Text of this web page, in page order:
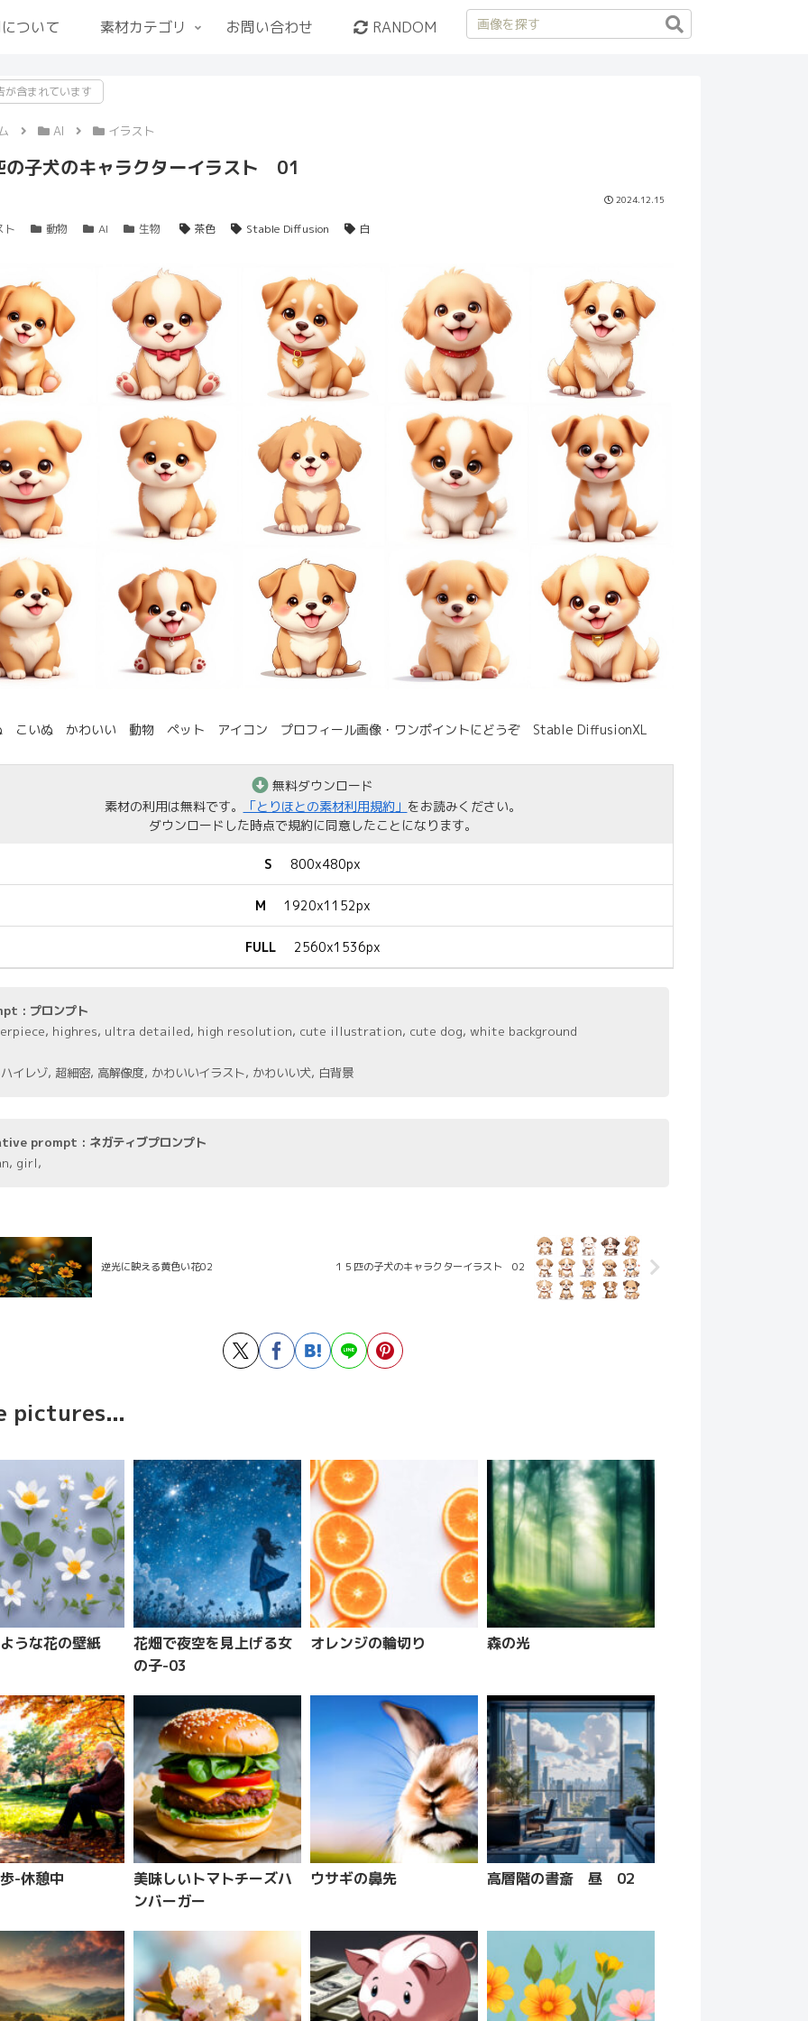
ついて 素材カテゴリ お問い合わせ RANDOM
が含まれています
AI イラスト
の子犬のキャラクターイラスト 01
2024.12.15
ト 動物 AI 生物 茶色 Stable Diffusion 白
いぬ かわいい 動物 ペット アイコン プロフィール画像・ワンポイントにどうぞ Stable DiffusionXL
無料ダウンロード
素材の利用は無料です。
「とりほとの素材利用規約」 をお読みください。
ダウンロードした時点で規約に同意したことになります。
S 800x480px
M 1920x1152px
FULL 2560x1536px
: プロンプト
highres, ultra detailed, high resolution, cute illustration, cute dog, white background
イレゾ, 超細密, 高解像度, かわいいイラスト, かわいい犬, 白背景
prompt : ネガティブプロンプト
girl,
逆光に映える黄色い花02 １５匹の子犬のキャラクターイラスト 02
pictures...
うな花の壁紙
花畑で夜空を見上げる女
の子-03
オレンジの輪切り 森の光
-休憩中
美味しいトマトチーズハ
ンバーガー
ウサギの鼻先 高層階の書斎 昼 02